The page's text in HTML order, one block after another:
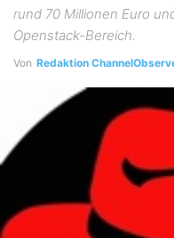
rund 70 Millionen Euro
Openstack-Bereich.
Von Redaktion